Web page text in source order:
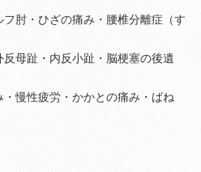
肘・ひざの痛み・腰椎分離症（す
母趾・内反小趾・脳梗塞の後遺
慢性疲労・かかとの痛み・ばね